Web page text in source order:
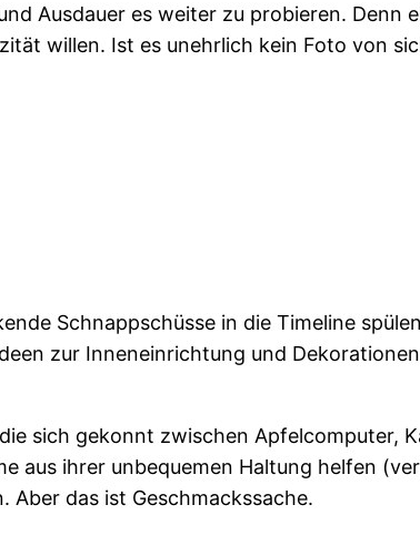
Ausdauer es weiter zu probieren. Denn
willen. Ist es unehrlich kein Foto von
Schnappschüsse in die Timeline
zur Inneneinrichtung und
sich gekonnt zwischen Apfelcomputer,
aus ihrer unbequemen Haltung helfen
das ist Geschmackssache.